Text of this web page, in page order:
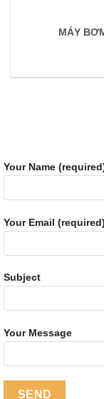
MÁY
Your Name
Your Email (required)
Subject
Your Message